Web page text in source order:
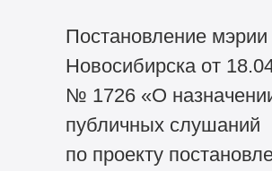
Постановление мэрии
Новосибирска от
№ 1726 «О
публичных слушаний
по проекту